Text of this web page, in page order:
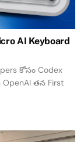
AI Keyboard
కోసం Codex
OpenAI తన First